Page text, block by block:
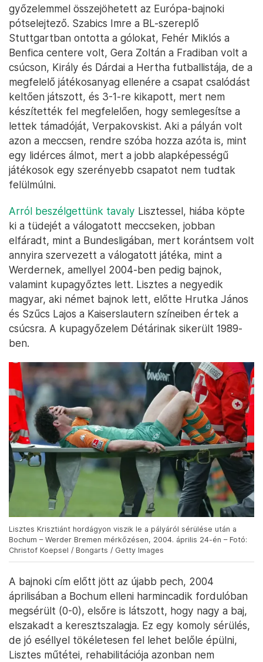
győzelemmel összejöhetett az Európa-bajnoki
pótselejtező. Szabics Imre a BL-szereplő
Stuttgartban ontotta a gólokat, Fehér Miklós a
Benfica centere volt, Gera Zoltán a Fradiban volt a
csúcson, Király és Dárdai a Hertha futballistája, de a
megfelelő játékosanyag ellenére a csapat csalódást
keltően játszott, és 3-1-re kikapott, mert nem
készítették fel megfelelően, hogy semlegesítse a
lettek támadóját, Verpakovskist. Aki a pályán volt
azon a meccsen, rendre szóba hozza azóta is, mint
egy lidérces álmot, mert a jobb alapképességű
játékosok egy szerényebb csapatot nem tudtak
felülmúlni.
Arról beszélgettünk tavaly Lisztessel, hiába köpte
ki a tüdejét a válogatott meccseken, jobban
elfáradt, mint a Bundesligában, mert korántsem volt
annyira szervezett a válogatott játéka, mint a
Werdernek, amellyel 2004-ben pedig bajnok,
valamint kupagyőztes lett. Lisztes a negyedik
magyar, aki német bajnok lett, előtte Hrutka János
és Szűcs Lajos a Kaiserslautern színeiben értek a
csúcsra. A kupagyőzelem Détárinak sikerült 1989-
ben.
Lisztes Krisztiánt hordágyon viszik le a pályáról sérülése után a
Bochum – Werder Bremen mérkőzésen, 2004. április 24-én – Fotó:
Christof Koepsel / Bongarts / Getty Images
A bajnoki cím előtt jött az újabb pech, 2004
áprilisában a Bochum elleni harmincadik fordulóban
megsérült (0-0), elsőre is látszott, hogy nagy a baj,
elszakadt a keresztszalagja. Ez egy komoly sérülés,
de jó eséllyel tökéletesen fel lehet belőle épülni,
Lisztes műtétei, rehabilitációja azonban nem